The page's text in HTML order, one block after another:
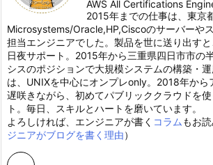
AWS All Certifications
2015年までの仕事は、東京
Microsystems/Oracle,HP,Ciscoのサーバーや
担当エンジニアでした。製品を世に送り出す
日夜サポート。2015年から三重県四日市市の
シスのポジションで大規模システムの構築・
は、UNIXを中心にオンプレonly。2018年から
遅咲きながら、初めてパブリッククラウドを
ト。毎日、スキルとハートを磨いています。
よろしければ、エンジニアが書く コラム もお
ジニアがブログを書く理由）